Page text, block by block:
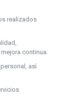
realizados
continua.
así